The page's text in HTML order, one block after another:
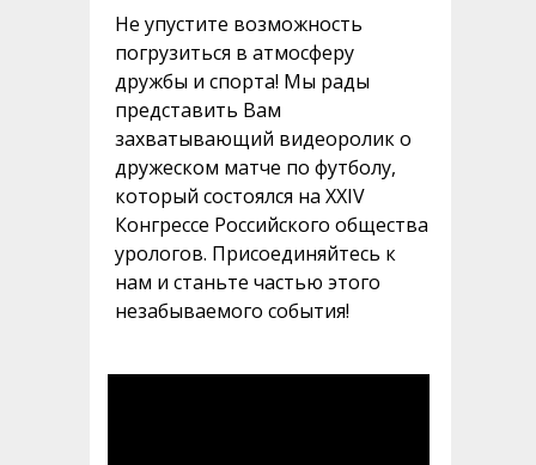
Не упустите возможность
погрузиться в атмосферу
дружбы и спорта! Мы рады
представить Вам
захватывающий видеоролик о
дружеском матче по футболу,
который состоялся на XXIV
Конгрессе Российского общества
урологов. Присоединяйтесь к
нам и станьте частью этого
незабываемого события!